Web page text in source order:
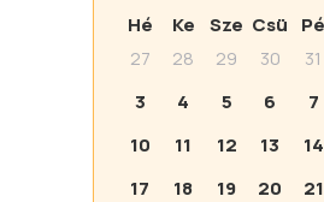
Hé
Ke Sze Csü Pé
27
28 29 30 31
3
4 5 6 7
10
11 12 13 14
17
18 19 20 21